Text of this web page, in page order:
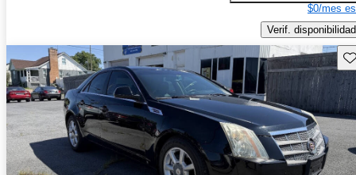
$0/mes
Verif. disponibilidad